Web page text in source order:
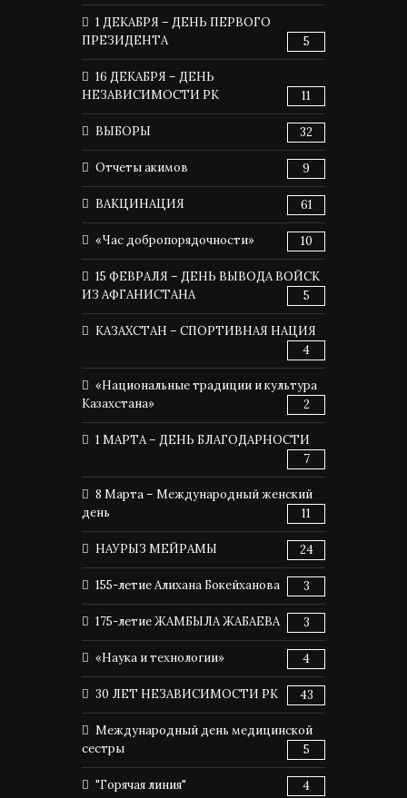
1 ДЕКАБРЯ – ДЕНЬ ПЕРВОГО
ПРЕЗИДЕНТА
5
16 ДЕКАБРЯ – ДЕНЬ
НЕЗАВИСИМОСТИ РК
11
ВЫБОРЫ 32
Отчеты акимов 9
ВАКЦИНАЦИЯ 61
«Час добропорядочности» 10
15 ФЕВРАЛЯ – ДЕНЬ ВЫВОДА ВОЙСК
ИЗ АФГАНИСТАНА
5
КАЗАХСТАН – СПОРТИВНАЯ НАЦИЯ
4
«Национальные традиции и культура
Казахстана»
2
1 МАРТА – ДЕНЬ БЛАГОДАРНОСТИ
7
8 Марта – Международный женский
день
11
НАУРЫЗ МЕЙРАМЫ 24
155-летие Алихана Бокейханова 3
175-летие ЖАМБЫЛА ЖАБАЕВА 3
«Наука и технологии» 4
30 ЛЕТ НЕЗАВИСИМОСТИ РК 43
Международный день медицинской
сестры
5
"Горячая линия" 4